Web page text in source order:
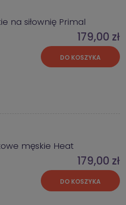
na siłownię Primal
179,00 zł
DO KOSZYKA
męskie Heat
179,00 zł
DO KOSZYKA